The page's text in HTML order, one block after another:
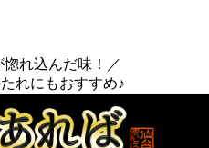
れ込んだ味！／
れにもおすすめ♪